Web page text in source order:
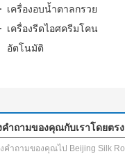
เครื่องอบน้ำตาลกรวย
เครื่องรีดไอศครีมโคน
อัตโนมัติ
คำถามของคุณกับเราโดยตรง